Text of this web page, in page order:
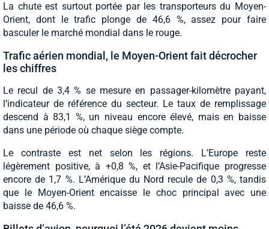
La chute est surtout portée par les transporteurs du Moyen-
Orient, dont le trafic plonge de 46,6 %, assez pour faire
basculer le marché mondial dans le rouge.
Trafic aérien mondial, le Moyen-Orient fait décrocher
les chiffres
Le recul de 3,4 % se mesure en passager-kilomètre payant,
l’indicateur de référence du secteur. Le taux de remplissage
descend à 83,1 %, un niveau encore élevé, mais en baisse
dans une période où chaque siège compte.
Le contraste est net selon les régions. L’Europe reste
légèrement positive, à +0,8 %, et l’Asie-Pacifique progresse
encore de 1,7 %. L’Amérique du Nord recule de 0,3 %, tandis
que le Moyen-Orient encaisse le choc principal avec une
baisse de 46,6 %.